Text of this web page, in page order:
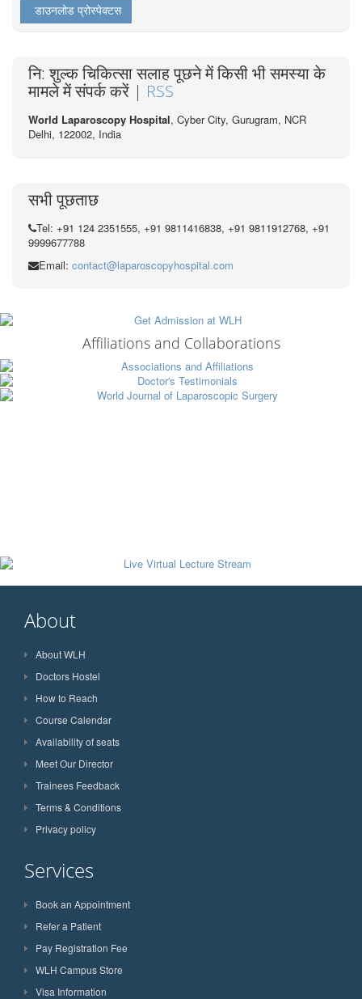
डाउनलोड प्रोस्पेक्टस
नि: शुल्क चिकित्सा सलाह पूछने में किसी भी समस्या के
मामले में संपर्क करें | RSS
World Laparoscopy Hospital, Cyber City, Gurugram, NCR
Delhi, 122002, India
सभी पूछताछ
Tel: +91 124 2351555, +91 9811416838, +91 9811912768, +91
9999677788
Email: contact@laparoscopyhospital.com
Affiliations and Collaborations
About
About WLH
Doctors Hostel
How to Reach
Course Calendar
Availability of seats
Meet Our Director
Trainees Feedback
Terms & Conditions
Privacy policy
Services
Book an Appointment
Refer a Patient
Pay Registration Fee
WLH Campus Store
Visa Information